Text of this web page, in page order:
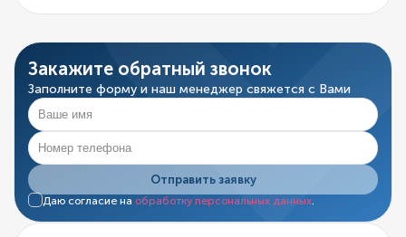
Закажите обратный звонок
Заполните форму и наш менеджер свяжется с Вами
Отправить заявку
Даю согласие на обработку персональных данных.